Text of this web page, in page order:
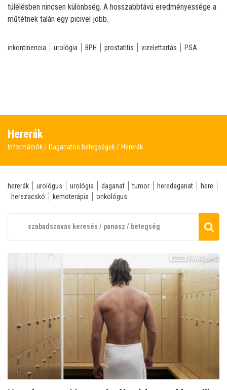
túlélésben nincsen különbség. A hosszabbtávú eredményessége a
műtétnek talán egy picivel jobb.
inkontinencia urológia BPH prostatitis vizelettartás PSA
Hererák
Információk Daganatos betegségek Hererák
hererák urológus urológia daganat tumor heredaganat
here
herezacskó
kemoterápia onkológus